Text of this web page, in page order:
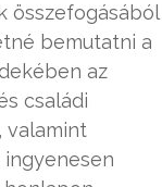
összefogásából
bemutatni a
az
családi
valamint
ingyenesen